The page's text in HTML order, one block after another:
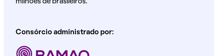
milhões de brasileiros.
Consórcio administrado por: